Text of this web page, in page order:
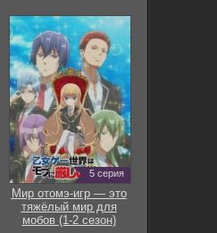
5 серия
Мир отомэ-игр — это
тяжёлый мир для
мобов (1-2 сезон)